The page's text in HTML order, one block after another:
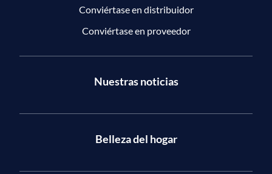
Conviértase en distribuidor
Conviértase en proveedor
Nuestras noticias
Belleza del hogar